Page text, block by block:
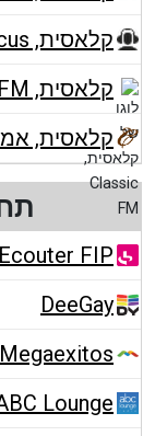
קלאסית, Abacus
קלאסית, Classic FM
קלאסית,
Ecouter FIP
DeeGay
Megaexitos
ABC Lounge